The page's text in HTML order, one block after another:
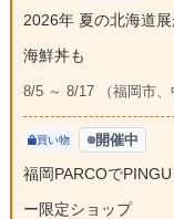
2026年 夏の北海道
海鮮丼も
8/5 ～ 8/17 （福岡市、
買い物 開催中
福岡PARCOで
ー限定ショップ